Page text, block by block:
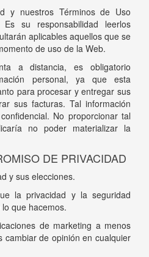
y nuestros Términos de Uso
su responsabilidad leerlos
aplicables aquellos que se
de uso de la Web.
a distancia, es obligatorio
personal, ya que esta
para procesar y entregar sus
sus facturas. Tal información
No proporcionar tal
no poder materializar la
DE PRIVACIDAD
y sus elecciones.
la privacidad y la seguridad
que hacemos.
de marketing a menos
cambiar de opinión en cualquier